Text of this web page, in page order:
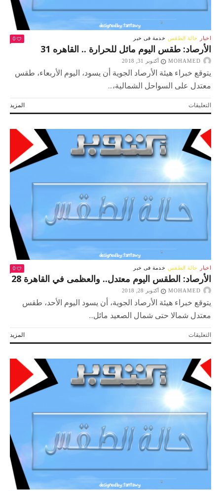
اخبار حالة الطقس خدمة فى خبر 0
الأرصاد: طقس اليوم مائل للحرارة .. القاهره 31
MOHAMED أكتوبر 31, 2018
يتوقع خبراء هيئة الأرصاد الجوية أن يسود، اليوم الأربعاء، طقس
معتدل على السواحل الشمالية،...
المزيد التعليقاتعلى
الأرصاد:
اليوم
مائل
للحرارة
اخبار حالة الطقس خدمة فى خبر 0
الأرصاد: الطقس اليوم معتدل.. والعظمى في القاهرة 28
MOHAMED أكتوبر 28, 2018
يتوقع خبراء هيئة الأرصاد الجوية، أن يسود اليوم الأحد، طقس
معتدل شمالا حتى شمال الصعيد مائل...
المزيد التعليقاتعلى
الأرصاد:
اليوم
معتدل..
والعظمى